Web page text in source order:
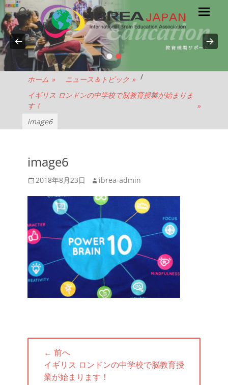
NPO
法
人
IBREA
JAPAN
メ
イ
ン
メ
ュ
索
••
ホーム » ニュース＆トピック » /
イギリス ロンドンの中学校で脳教育授業が始まりま
す！
»
image6
image6
投2018年8月23日
投
者
ibrea-admin
投
← 前へ
前
の
イギリス ロンドンの中学校で脳教育授
業が始まります！